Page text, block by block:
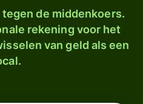
tegen de middenkoers.
rekening voor het
van geld als een